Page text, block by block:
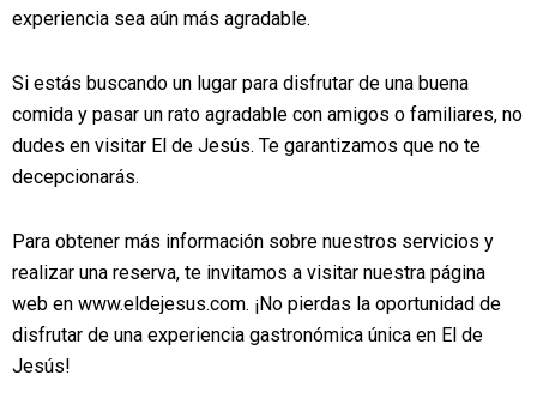
experiencia sea aún más agradable.
Si estás buscando un lugar para disfrutar de una buena
comida y pasar un rato agradable con amigos o familiares, no
dudes en visitar El de Jesús. Te garantizamos que no te
decepcionarás.
Para obtener más información sobre nuestros servicios y
realizar una reserva, te invitamos a visitar nuestra página
web en www.eldejesus.com. ¡No pierdas la oportunidad de
disfrutar de una experiencia gastronómica única en El de
Jesús!